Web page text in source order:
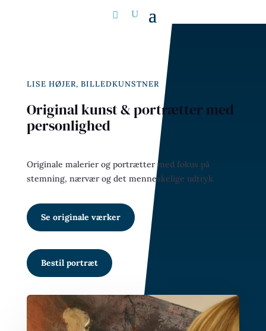
LISE HØJER, BILLEDKUNSTNER
Original kunst & portrætter med
personlighed
Originale malerier og portrætter med fokus på
stemning, nærvær og det menneskelige udtryk
Se originale værker
Bestil portræt